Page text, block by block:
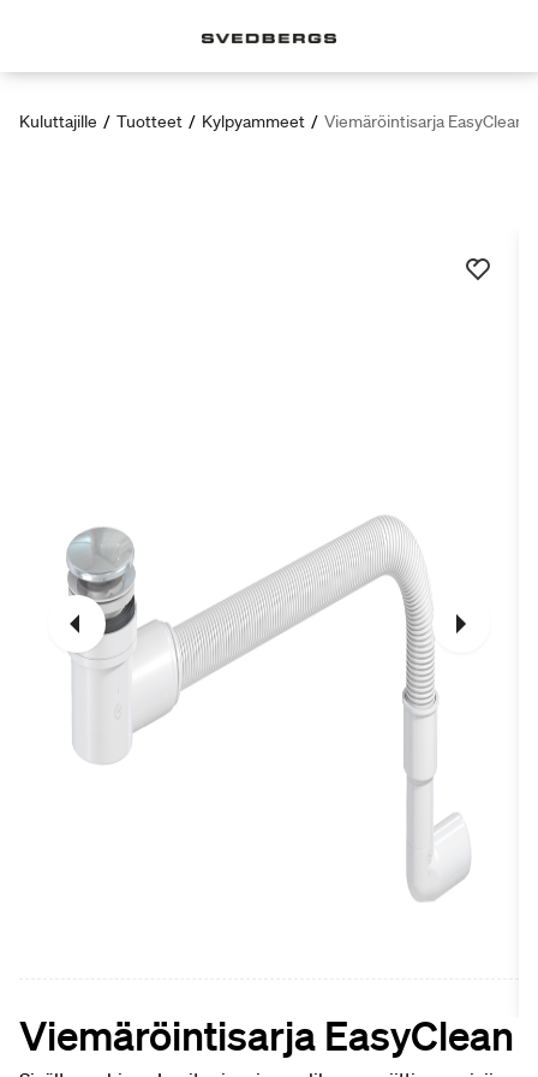
Kuluttajille / Tuotteet / Kylpyammeet / Viemäröintisarja EasyClean
Viemäröintisarja EasyClean